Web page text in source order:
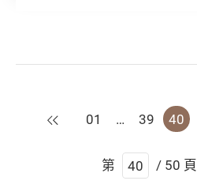
上一頁
01 … 39 40
第 / 50 頁